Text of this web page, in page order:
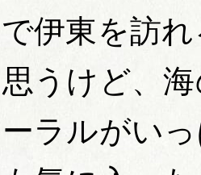
伊東を訪
うけど、
ラルがい